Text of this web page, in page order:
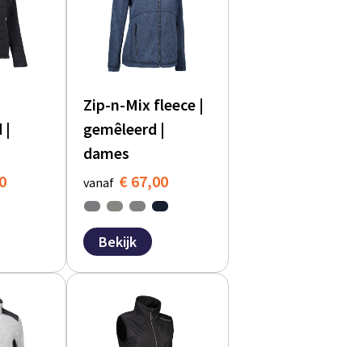
|
Zip-n-Mix fleece |
gemêleerd |
dames
vanaf € 67,00
Bekijk